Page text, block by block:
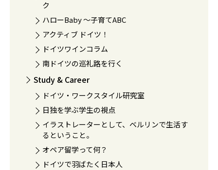
ク
ハローBaby 〜子育てABC
アクティブ ドイツ！
ドイツワインコラム
南ドイツの巡礼路を行く
Study & Career
ドイツ・ワークスタイル研究室
日独を学ぶ学生の視点
イラストレーターとして、ベルリンで生活す
るということ。
オペア留学って何？
ドイツで羽ばたく日本人